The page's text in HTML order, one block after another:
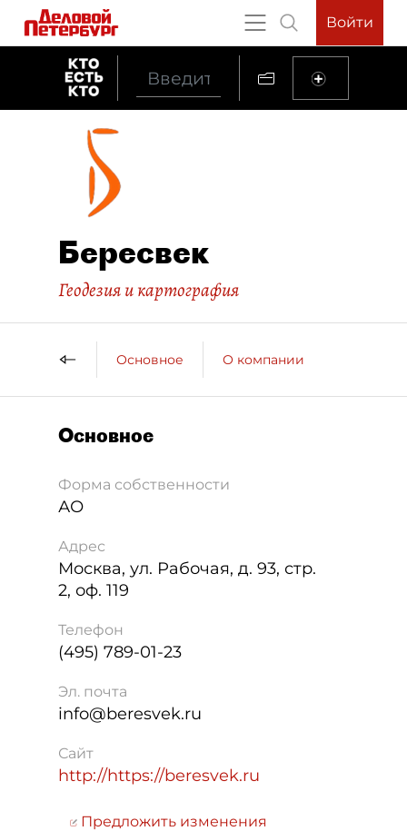
Войти
Бересвек
Геодезия и картография
Основное О компании
Основное
Форма собственности
АО
Адрес
Москва, ул. Рабочая, д. 93, стр.
2, оф. 119
Телефон
(495) 789-01-23
Эл. почта
info@beresvek.ru
Сайт
http://https://beresvek.ru
Предложить изменения